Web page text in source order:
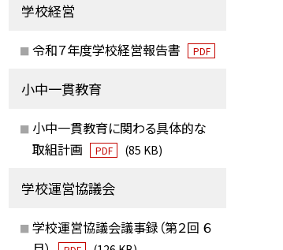
学校経営
令和７年度学校経営報告書 PDF
小中一貫教育
小中一貫教育に関わる具体的な
取組計画
PDF (85 KB)
学校運営協議会
学校運営協議会議事録（第２回 ６